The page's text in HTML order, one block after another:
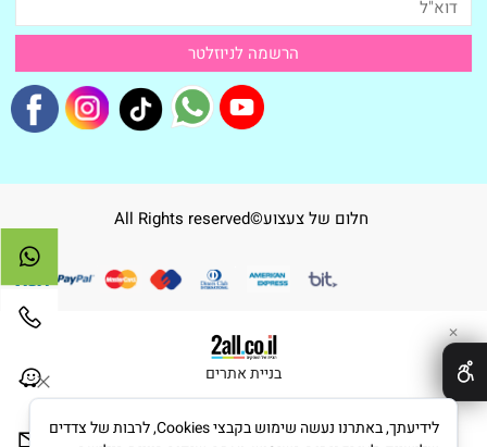
חלום של צעצוע©All Rights reserved
בניית אתרים
✕
לידיעתך, באתרנו נעשה שימוש בקבצי Cookies, לרבות של צדדים